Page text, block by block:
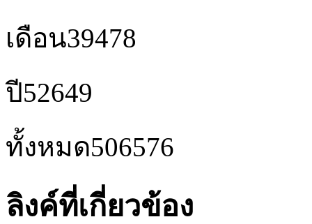
เดือน39478
ปี52649
ทั้งหมด506576
ลิงค์ที่เกี่ยวข้อง